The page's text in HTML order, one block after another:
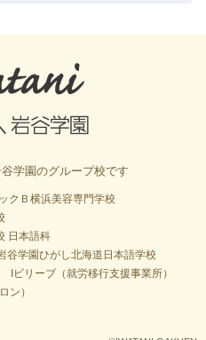
学園のグループ校です
クＢ横浜美容専門学校
日本語科
谷学園ひがし北海道日本語学校
Iビリーブ（就労移行支援事業所）
ン）